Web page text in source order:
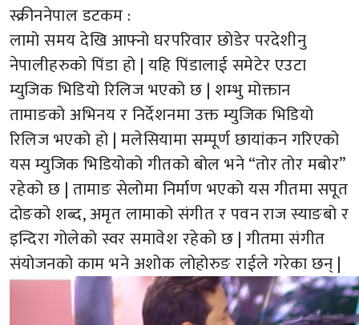
स्क्रीननेपाल डटकम :
लामो समय देखि आफ्नो घरपरिवार छोडेर परदेशीनु
नेपालीहरुको पिंडा हो | यहि पिंडालाई समेटेर एउटा
म्युजिक भिडियो रिलिज भएको छ | शम्भु मोक्तान
तामाङको अभिनय र निर्देशनमा उक्त म्युजिक भिडियो
रिलिज भएको हो | मलेसियामा सम्पूर्ण छायांकन गरिएको
यस म्युजिक भिडियोको गीतको बोल भने “तोर तोर मबोर”
रहेको छ | तामाङ सेलोमा निर्माण भएको यस गीतमा सपूत
दोङको शब्द, अमृत लामाको संगीत र पवन राज स्याङबो र
इन्दिरा गोलेको स्वर समावेश रहेको छ | गीतमा संगीत
संयोजनको काम भने अशोक लोहोरुङ राईले गरेका छन् |